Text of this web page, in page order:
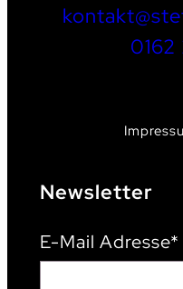
Newsletter
E-Mail Adresse*